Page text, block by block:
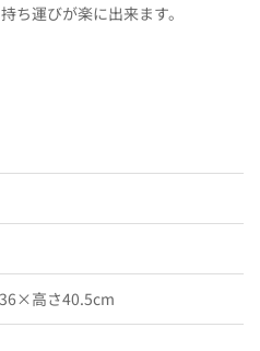
運びが楽に出来ます。
高さ40.5cm